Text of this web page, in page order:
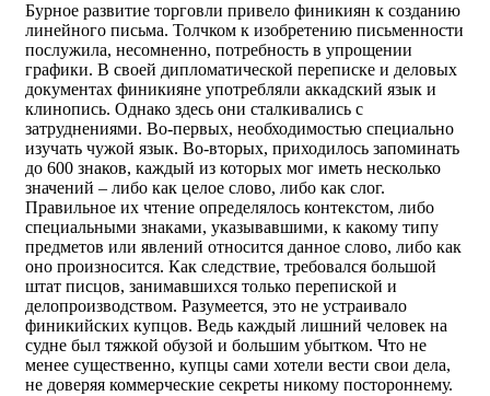
Бурное развитие торговли привело финикиян к созданию
линейного письма. Толчком к изобретению письменности
послужила, несомненно, потребность в упрощении
графики. В своей дипломатической переписке и деловых
документах финикияне употребляли аккадский язык и
клинопись. Однако здесь они сталкивались с
затруднениями. Во-первых, необходимостью специально
изучать чужой язык. Во-вторых, приходилось запоминать
до 600 знаков, каждый из которых мог иметь несколько
значений – либо как целое слово, либо как слог.
Правильное их чтение определялось контекстом, либо
специальными знаками, указывавшими, к какому типу
предметов или явлений относится данное слово, либо как
оно произносится. Как следствие, требовался большой
штат писцов, занимавшихся только перепиской и
делопроизводством. Разумеется, это не устраивало
финикийских купцов. Ведь каждый лишний человек на
судне был тяжкой обузой и большим убытком. Что не
менее существенно, купцы сами хотели вести свои дела,
не доверяя коммерческие секреты никому постороннему.